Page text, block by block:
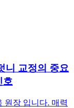
니 교정의 중요
호
원장 입니다. 매력